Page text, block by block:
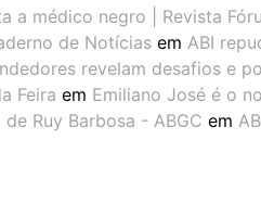
a médico negro | Revista
de Notícias em ABI
revelam desafios e
Feira em Emiliano José é o
Ruy Barbosa - ABGC em